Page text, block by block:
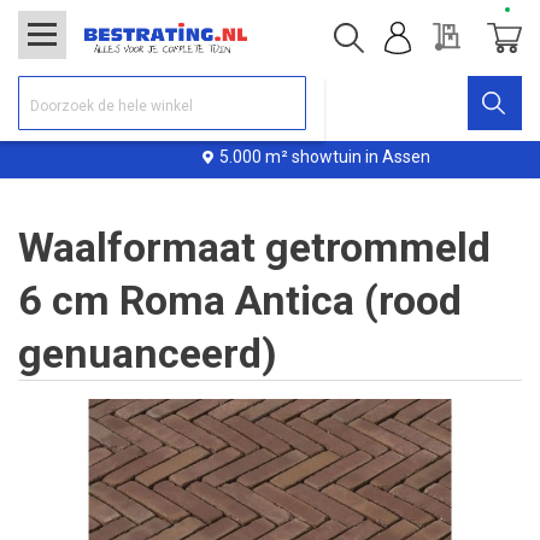
5.000 m² showtuin in Assen
Offerte
Waalformaat getrommeld
6 cm Roma Antica (rood
genuanceerd)
afbeeldingen-